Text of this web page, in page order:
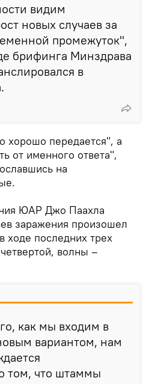
видим
новых случаев за
промежуток",
брифинга Минздрава
в
хорошо передается", а
от именного ответа",
на
ЮАР Джо Паахла
заражения произошел
ходе последних трех
волны –
как мы входим в
вариантом, нам
том, что штаммы